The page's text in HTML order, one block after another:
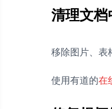
清理文
移除图片、表
使用有道的在